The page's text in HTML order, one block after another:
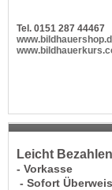
Tel. 0151 287 44467
Leicht
- Vorkasse
- Sofort